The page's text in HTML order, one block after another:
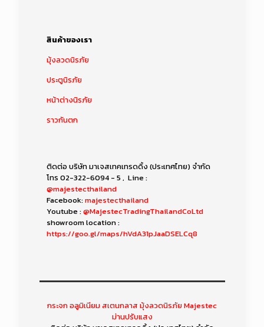
สินค้าของเรา
มุ้งลวดนิรภัย
ประตูนิรภัย
หน้าต่างนิรภัย
ราวกันตก
ติดต่อ บริษัท มาเจสเทคเทรดดิ้ง (ประเทศไทย) จำกัด
โทร 02-322-6094 - 5 , Line :
@majestecthailand
Facebook:majestecthailand
Youtube :@MajestecTradingThailandCoLtd
showroom location :
https://goo.gl/maps/hVdA31pJaaDSELCq8
กระจก อลูมิเนียม สเตนกลาส มุ้งลวดนิรภัย Majestec
ม่านปรับแสง